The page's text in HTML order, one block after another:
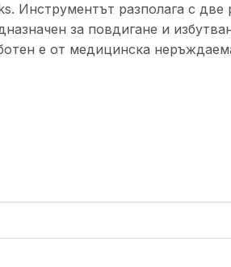
Инструментът разполага с две
за повдигане и
е от медицинска